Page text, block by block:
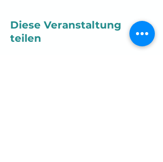
Diese Veranstaltung
teilen